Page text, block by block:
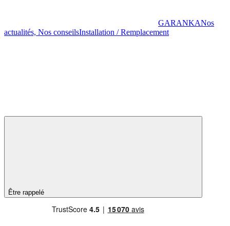
GARANKANos
actualités, Nos conseilsInstallation / Remplacement
Être rappelé